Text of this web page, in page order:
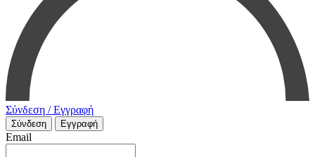
Σύνδεση / Εγγραφή
Σύνδεση Εγγραφή
Email